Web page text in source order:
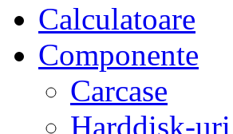
Calculatoare
Componente
Carcase
Harddisk-uri